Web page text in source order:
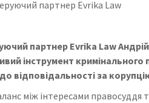
партнер Evrika Law
партнер Evrika Law
інструмент
відповідальності за
між інтересами